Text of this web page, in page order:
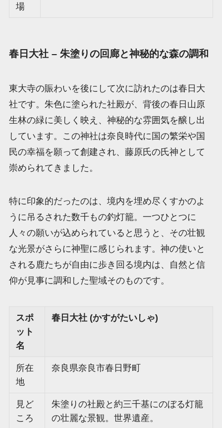
場
春日大社 – 朱塗りの回廊と神秘的な森の調和
東大寺の賑わいを後にして次に訪れたのは春日大
社です。朱色に塗られた社殿が、背後の春日山原
生林の緑に美しく映え、神秘的な雰囲気を醸し出
しています。この神社は奈良時代に国の繁栄や国
民の幸福を願って創建され、藤原氏の氏神として
崇められてきました。
特に印象的だったのは、境内を埋め尽くすかのよ
うに吊るされた数千もの釣灯籠。一つひとつに
人々の願いが込められていると思うと、その壮観
な光景がさらに神聖に感じられます。神の使いと
される鹿たちが自由に歩き回る境内は、自然と信
仰が見事に調和した聖域そのものです。
スポ
ット
名
春日大社 (かすがたいしゃ)
所在
地
奈良県奈良市春日野町
見ど
ころ
朱塗りの社殿と約三千基にのぼる灯籠
の壮麗な景観。世界遺産。